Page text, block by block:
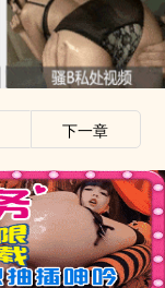
下一章